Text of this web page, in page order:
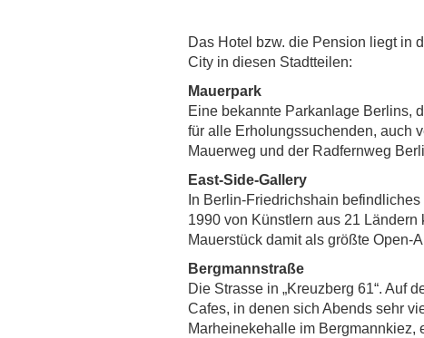
Das Hotel bzw. die Pension liegt in
City in diesen Stadtteilen:
Mauerpark
Eine bekannte Parkanlage Berlins,
für alle Erholungssuchenden, auch
Mauerweg und der Radfernweg
East-Side-Gallery
In Berlin-Friedrichshain
1990 von Künstlern aus 21
Mauerstück damit als größte Open-
Bergmannstraße
Die Strasse in „Kreuzberg 61“. Auf
Cafes, in denen sich Abends sehr
Marheinekehalle im Bergmannkiez,